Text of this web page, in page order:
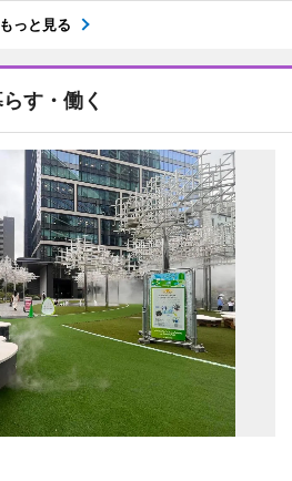
もっと見る
す・働く